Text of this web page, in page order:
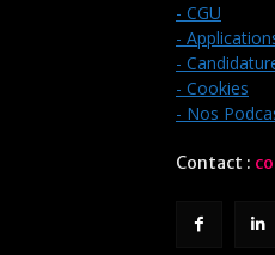
- CGU
-
-
- Cookies
- Nos
Contact :